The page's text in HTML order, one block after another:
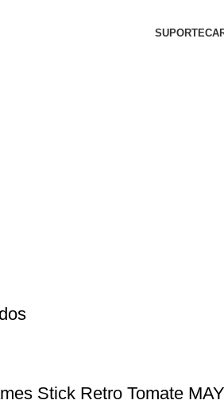
SUPORTE
Stick Retro Tomate